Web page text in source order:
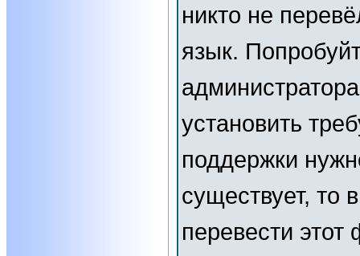
никто не
язык.
установить
поддержки
существует, то
перевести